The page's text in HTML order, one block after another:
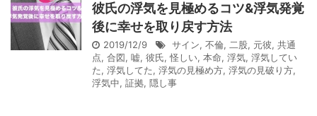
彼氏の浮気を見極めるコツ&浮気発覚
後に幸せを取り戻す方法
2019/12/9 サイン, 不倫, 二股, 元彼, 共通
点, 合図, 嘘, 彼氏, 怪しい, 本命, 浮気, 浮気してい
た, 浮気してた, 浮気の見極め方, 浮気の見破り方,
浮気中, 証拠, 隠し事